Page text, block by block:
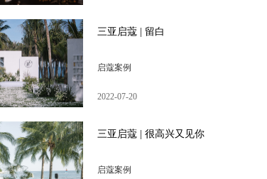
三亚启蔻 | 留白
启蔻案例
2022-07-20
三亚启蔻 | 很高兴又见你
启蔻案例